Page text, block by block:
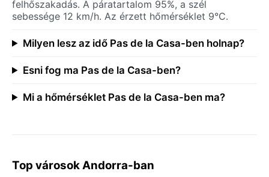
felhőszakadás. A páratartalom 95%, a szél
sebessége 12 km/h. Az érzett hőmérséklet 9°C.
Milyen lesz az idő Pas de la Casa-ben holnap?
Esni fog ma Pas de la Casa-ben?
Mi a hőmérséklet Pas de la Casa-ben ma?
Top városok Andorra-ban